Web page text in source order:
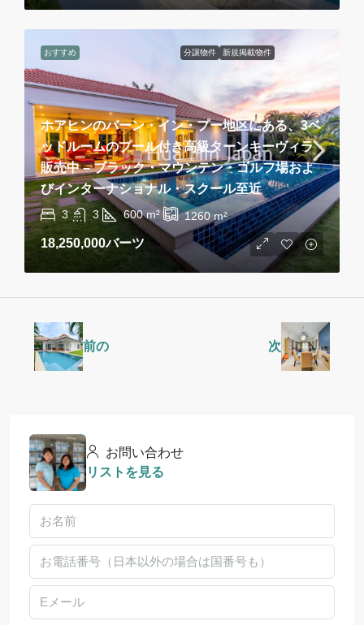
おすすめ 分譲物件 新規掲載物件
ホアヒンのバーン・イン・プー地区にある、3ベ
ッドルームのプール付き高級ターンキーヴィラ
販売中 – ブラック・マウンテン・ゴルフ場およ
びインターナショナル・スクール至近
3 3 600 m² 1260m²
18,250,000バーツ
前の 次
お問い合わせ
リストを見る